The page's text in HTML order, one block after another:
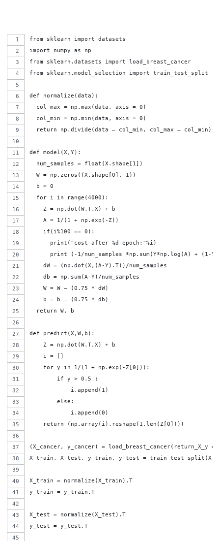
from sklearn import datasets
import numpy as np
from sklearn.datasets import load_breast_cancer
from sklearn.model_selection import train_test_split
def normalize(data):
  col_max = np.max(data, axis = 0)
  col_min = np.min(data, axis = 0)
  return np.divide(data – col_min, col_max – col_min)
def model(X,Y):
  num_samples = float(X.shape[1])
  W = np.zeros((X.shape[0], 1))
  b = 0
  for i in range(4000):
    Z = np.dot(W.T,X) + b
    A = 1/(1 + np.exp(-Z))
    if(i%100 == 0):
      print("cost after %d epoch:"%i)
print (-1/num_samples *np.sum(Y*np.log(A) + (1-
    dW = (np.dot(X,(A-Y).T))/num_samples
    db = np.sum(A-Y)/num_samples
    W = W – (0.75 * dW)
    b = b – (0.75 * db)
  return W, b
def predict(X,W,b):
    Z = np.dot(W.T,X) + b
    i = []
    for y in 1/(1 + np.exp(-Z[0])):
        if y > 0.5 :
            i.append(1)
        else:
            i.append(0)
    return (np.array(i).reshape(1,len(Z[0])))
(X_cancer, y_cancer) = load_breast_cancer(return_X_y =
X_train, X_test, y_train, y_test =
X_train = normalize(X_train).T
y_train = y_train.T
X_test = normalize(X_test).T
y_test = y_test.T